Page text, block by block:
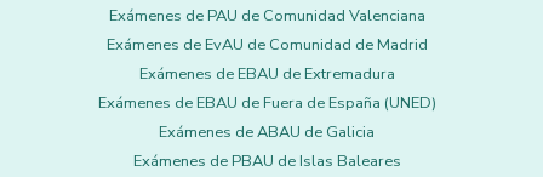
Exámenes de PAU de Comunidad Valenciana
Exámenes de EvAU de Comunidad de Madrid
Exámenes de EBAU de Extremadura
Exámenes de EBAU de Fuera de España (UNED)
Exámenes de ABAU de Galicia
Exámenes de PBAU de Islas Baleares